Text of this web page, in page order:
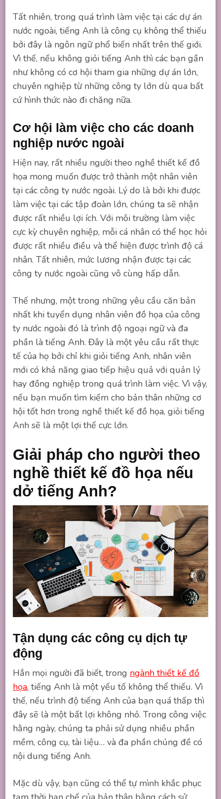
Tất nhiên, trong quá trình làm việc tại các dự án
nước ngoài, tiếng Anh là công cụ không thể thiếu
bởi đây là ngôn ngữ phổ biến nhất trên thế giới.
Vì thế, nếu không giỏi tiếng Anh thì các bạn gần
như không có cơ hội tham gia những dự án lớn,
chuyên nghiệp từ những công ty lớn dù qua bất
cứ hình thức nào đi chăng nữa.
Cơ hội làm việc cho các doanh
nghiệp nước ngoài
Hiện nay, rất nhiều người theo nghề thiết kế đồ
họa mong muốn được trở thành một nhân viên
tại các công ty nước ngoài. Lý do là bởi khi được
làm việc tại các tập đoàn lớn, chúng ta sẽ nhận
được rất nhiều lợi ích. Với môi trường làm việc
cực kỳ chuyên nghiệp, mỗi cá nhân có thể học hỏi
được rất nhiều điều và thể hiện được trình độ cá
nhân. Tất nhiên, mức lương nhận được tại các
công ty nước ngoài cũng vô cùng hấp dẫn.
Thế nhưng, một trong những yêu cầu căn bản
nhất khi tuyển dụng nhân viên đồ họa của công
ty nước ngoài đó là trình độ ngoại ngữ và đa
phần là tiếng Anh. Đây là một yêu cầu rất thực
tế của họ bởi chỉ khi giỏi tiếng Anh, nhân viên
mới có khả năng giao tiếp hiệu quả với quản lý
hay đồng nghiệp trong quá trình làm việc. Vì vậy,
nếu bạn muốn tìm kiếm cho bản thân những cơ
hội tốt hơn trong nghề thiết kế đồ họa, giỏi tiếng
Anh sẽ là một lợi thế cực lớn.
Giải pháp cho người theo
nghề thiết kế đồ họa nếu
dở tiếng Anh?
Tận dụng các công cụ dịch tự
động
Hẳn mọi người đã biết, trong ngành thiết kế đồ
họa, tiếng Anh là một yếu tố không thể thiếu. Vì
thế, nếu trình độ tiếng Anh của bạn quá thấp thì
đây sẽ là một bất lợi không nhỏ. Trong công việc
hằng ngày, chúng ta phải sử dụng nhiều phần
mềm, công cụ, tài liệu… và đa phần chúng đề có
nội dung tiếng Anh.
Mặc dù vậy, bạn cũng có thể tự mình khắc phục